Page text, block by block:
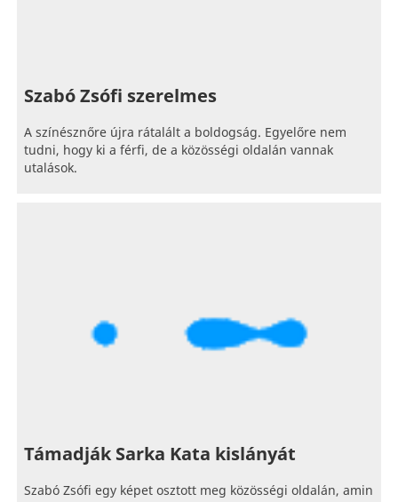
Szabó Zsófi szerelmes
A színésznőre újra rátalált a boldogság. Egyelőre nem
tudni, hogy ki a férfi, de a közösségi oldalán vannak
utalások.
Támadják Sarka Kata kislányát
Szabó Zsófi egy képet osztott meg közösségi oldalán, amin